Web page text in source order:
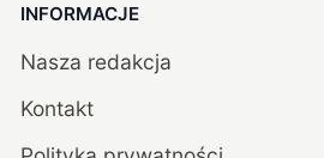
INFORMACJE
Nasza redakcja
Kontakt